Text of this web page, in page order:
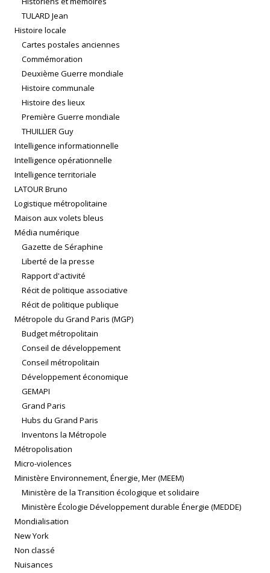
TULARD Jean
Histoire locale
Cartes postales anciennes
Commémoration
Deuxième Guerre mondiale
Histoire communale
Histoire des lieux
Première Guerre mondiale
THUILLIER Guy
Intelligence informationnelle
Intelligence opérationnelle
Intelligence territoriale
LATOUR Bruno
Logistique métropolitaine
Maison aux volets bleus
Média numérique
Gazette de Séraphine
Liberté de la presse
Rapport d'activité
Récit de politique associative
Récit de politique publique
Métropole du Grand Paris (MGP)
Budget métropolitain
Conseil de développement
Conseil métropolitain
Développement économique
GEMAPI
Grand Paris
Hubs du Grand Paris
Inventons la Métropole
Métropolisation
Micro-violences
Ministère Environnement, Énergie, Mer (MEEM)
Ministère de la Transition écologique et solidaire
Ministère Écologie Développement durable Énergie (MEDDE)
Mondialisation
New York
Non classé
Nuisances